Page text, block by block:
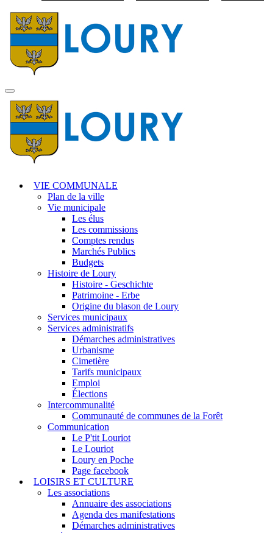
MENU
PRINCIPAL
VIE COMMUNALE
Plan de la ville
Vie municipale
Les élus
Les commissions
Comptes rendus
Marchés Publics
Budgets
Histoire de Loury
Histoire - Geschichte
Patrimoine - Erbe
Origine du blason de Loury
Services municipaux
Services administratifs
Démarches administratives
Urbanisme
Cimetière
Tarifs municipaux
Emploi
Élections
Intercommunalité
Communauté de communes de la Forêt
Communication
Le P'tit Louriot
Le Louriot
Loury en Poche
Page facebook
LOISIRS ET CULTURE
Les associations
Annuaire des associations
Agenda des manifestations
Démarches administratives